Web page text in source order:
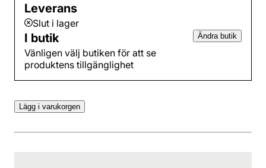
Leverans
Slut i lager
I butik
Vänligen välj butiken för att se
produktens tillgänglighet
Ändra butik
Lägg i varukorgen